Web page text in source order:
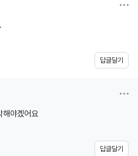
답글달기
해야곘어요
답글달기